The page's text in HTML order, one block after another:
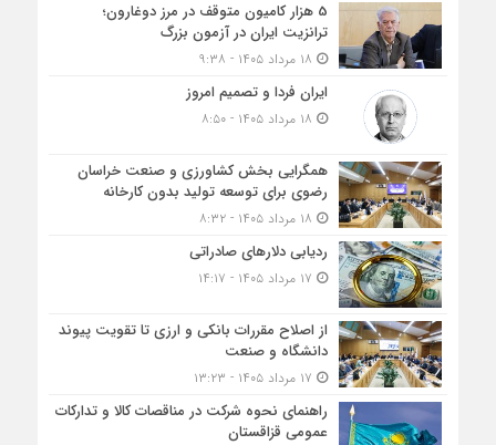
5 هزار کامیون متوقف در مرز دوغارون؛
ترانزیت ایران در آزمون بزرگ
ایران فردا و تصمیم امروز
همگرایی بخش کشاورزی و صنعت خراسان
رضوی برای توسعه تولید بدون کارخانه
ردیابی دلارهای صادراتی
از اصلاح مقررات بانکی و ارزی تا تقویت پیوند
دانشگاه و صنعت
راهنمای نحوه شرکت در مناقصات کالا و تدارکات
عمومی قزاقستان